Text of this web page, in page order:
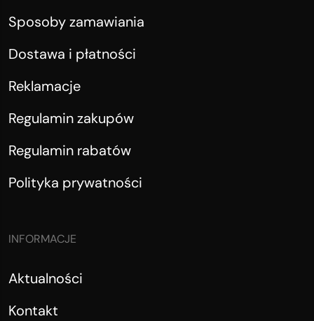
Sposoby zamawiania
Dostawa i płatności
Reklamacje
Regulamin zakupów
Regulamin rabatów
Polityka prywatności
INFORMACJE
Aktualności
Kontakt